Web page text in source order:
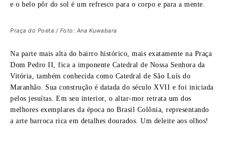
e o belo pôr do sol é um refresco para o corpo e para a mente.
Praça do Poeta / Foto: Ana Kuwabara
Na parte mais alta do bairro histórico, mais exatamente na Praça
Dom Pedro II, fica a imponente Catedral de Nossa Senhora da
Vitória, também conhecida como Catedral de São Luís do
Maranhão. Sua construção é datada do século XVII e foi iniciada
pelos jesuítas. Em seu interior, o altar-mor retrata um dos
melhores exemplares da época no Brasil Colônia, representando
a arte barroca rica em detalhes dourados. Um deleite aos olhos!